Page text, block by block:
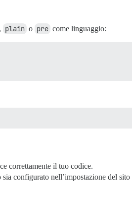
, plain o pre come linguaggio:
correttamente il tuo codice.
configurato nell’impostazione del sito